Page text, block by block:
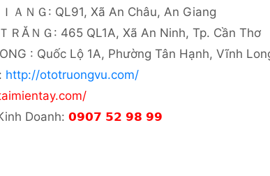
ＡＮＧ: QL91, Xã An Châu, An Giang
ＲĂＮＧ: 465 QL1A, Xã An Ninh, Tp. Cần Thơ
: Quốc Lộ 1A, Phường Tân Hạnh, Vĩnh
http://ototruongvu.com/
Doanh: 𝟬𝟵𝟬𝟳 𝟱𝟮 𝟵𝟴 𝟵𝟵